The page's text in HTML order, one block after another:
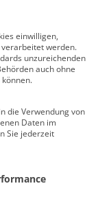
einwilligen,
verarbeitet werden.
unzureichenden
auch ohne
die Verwendung von
Daten im
Sie jederzeit